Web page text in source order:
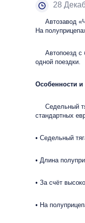
28
Автозавод
На
Автопоезд с
одной поездки.
Особенности и
Седельный
стандартных
• Седельный
• Длина
• За счёт
• На